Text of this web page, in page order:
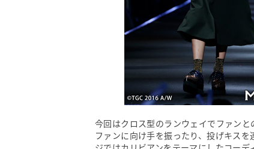
今回はクロス型のランウェイでファン
ファンに向け手を振ったり、投げキスを